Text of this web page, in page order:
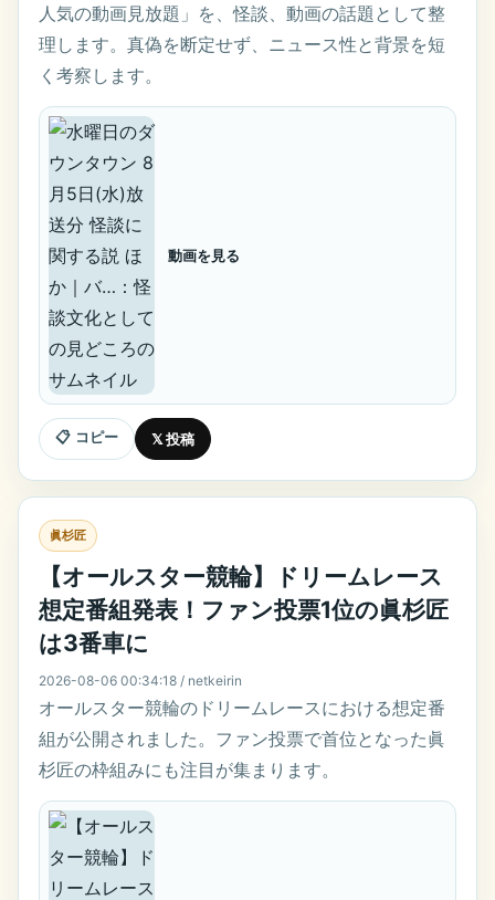
人気の動画見放題」を、怪談、動画の話題として整
理します。真偽を断定せず、ニュース性と背景を短
く考察します。
動画を見る
📋 コピー 𝕏 投稿
眞杉匠
【オールスター競輪】ドリームレース
想定番組発表！ファン投票1位の眞杉匠
は3番車に
2026-08-06 00:34:18 / netkeirin
オールスター競輪のドリームレースにおける想定番
組が公開されました。ファン投票で首位となった眞
杉匠の枠組みにも注目が集まります。